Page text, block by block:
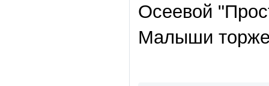
Осеевой
Малыши